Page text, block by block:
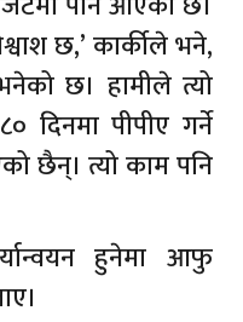
छ,’ कार्कीले भने,
छ। हामीले त्यो
दिनमा पीपीए गर्ने
छैन्। त्यो काम पनि
हुनेमा आफु